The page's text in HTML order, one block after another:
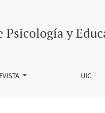
y
UIC